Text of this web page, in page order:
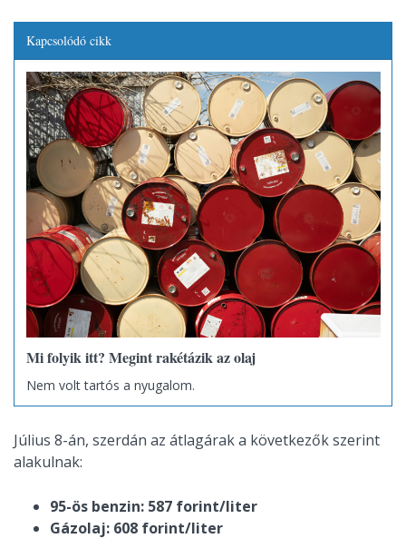
Kapcsolódó cikk
Mi folyik itt? Megint rakétázik az olaj
Nem volt tartós a nyugalom.
Július 8-án, szerdán az átlagárak a következők szerint
alakulnak:
95-ös benzin: 587 forint/liter
Gázolaj: 608 forint/liter